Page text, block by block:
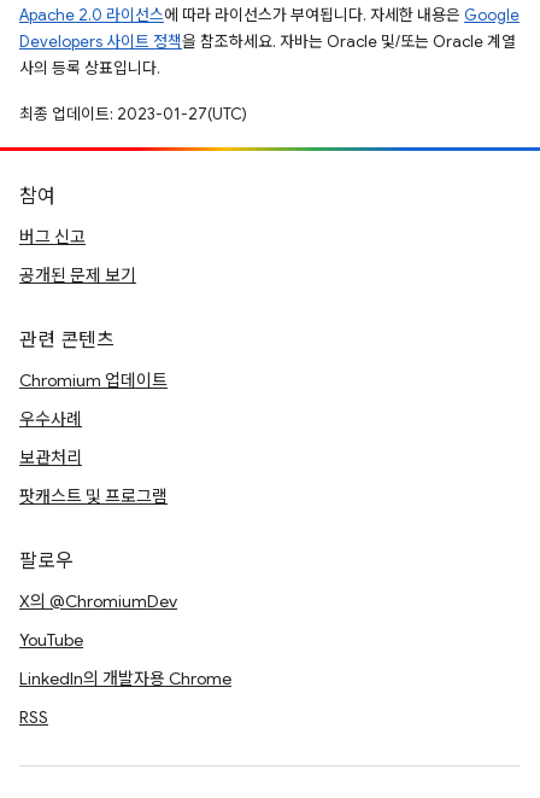
Apache 2.0 라이선스에 따라 라이선스가 부여됩니다. 자세한 내용은 Google
Developers 사이트 정책을 참조하세요. 자바는 Oracle 및/또는 Oracle 계열
사의 등록 상표입니다.
최종 업데이트: 2023-01-27(UTC)
참여
버그 신고
공개된 문제 보기
관련 콘텐츠
Chromium 업데이트
우수사례
보관처리
팟캐스트 및 프로그램
팔로우
X의 @ChromiumDev
YouTube
LinkedIn의 개발자용 Chrome
RSS